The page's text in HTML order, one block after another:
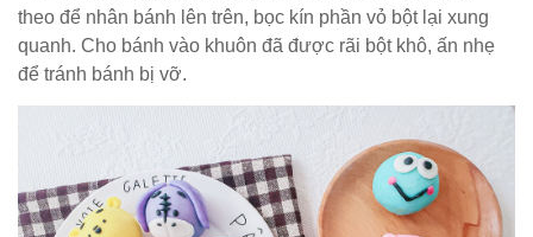
theo để nhân bánh lên trên, bọc kín phần vỏ bột lại xung
quanh. Cho bánh vào khuôn đã được rãi bột khô, ấn nhẹ
để tránh bánh bị vỡ.